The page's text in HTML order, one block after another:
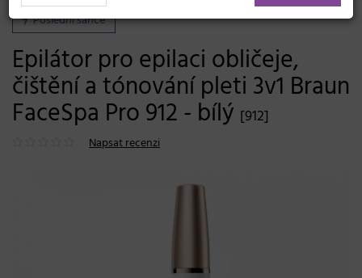
Poslední šance
Epilátor pro epilaci obličeje,
čištění a tónování pleti 3v1 Braun
FaceSpa Pro 912 - bílý [912]
Napsat recenzi